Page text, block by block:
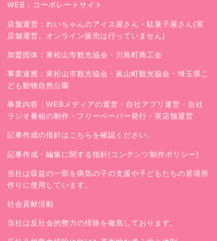
WEB： コーポレートサイト
店舗運営： れいちゃんのアイス屋さん ・駄菓子屋さん(実
店舗運営。オンライン販売は行っていません)
加盟団体：東松山市観光協会・川島町商工会
事業連携：東松山市観光協会・嵐山町観光協会・埼玉県こ
ども動物自然公園
事業内容：WEBメディアの運営・自社アプリ運営・自社
ラジオ番組の制作・フリーペーパー発行・実店舗運営
記事作成の指針はこちらを確認ください。
記事作成・編集に関する指針(コンテンツ制作ポリシー)
当社は収益の一部を病気の子の支援や子どもたちの居場所
作りに使用しています。
社会貢献活動
当社は反社会的勢力の排除を徹底しております。